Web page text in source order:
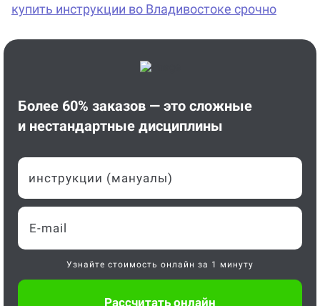
купить инструкции во Владивостоке срочно
Более 60% заказов — это сложные
и нестандартные дисциплины
инструкции (мануалы)
Узнайте стоимость онлайн за 1 минуту